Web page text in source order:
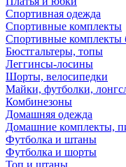
Спортивная одежда
Спортивные комплекты
Спортивные комплекты
Бюстгальтеры, топы
Леггинсы-лосины
Шорты, велосипедки
Майки, футболки,
Комбинезоны
Домашняя одежда
Домашние комплекты,
Футболка и штаны
Футболка и шорты
Топ и штаны